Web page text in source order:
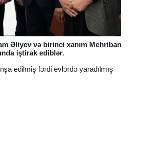
Əliyev və birinci xanım Mehriban
iştirak ediblər.
edilmiş fərdi evlərdə yaradılmış